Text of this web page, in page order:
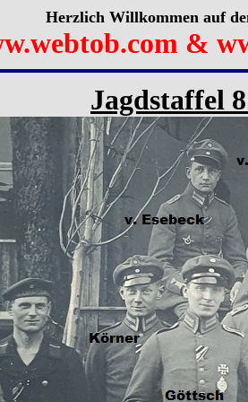
Herzlich Willkommen auf
&
Jagdstaffel